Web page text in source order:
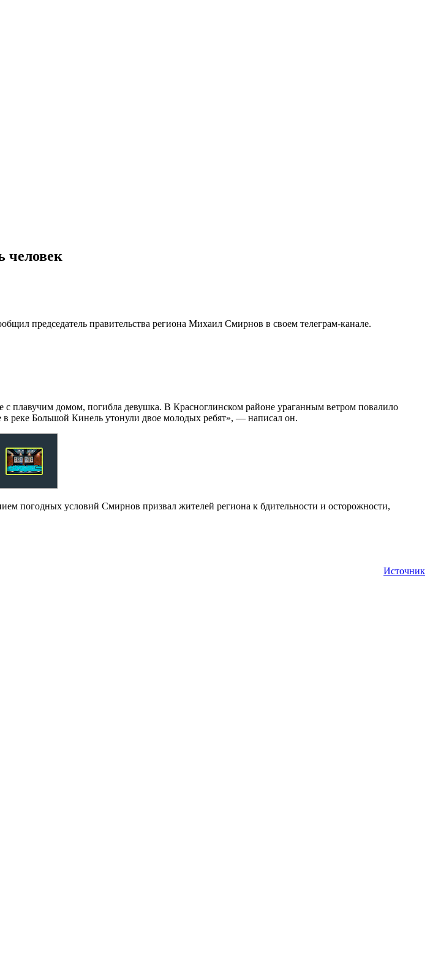
человек
председатель правительства региона Михаил Смирнов в своем телеграм-канале.
плавучим домом, погибла девушка. В Красноглинском районе ураганным ветром повалило
реке Большой Кинель утонули двое молодых ребят», — написал он.
погодных условий Смирнов призвал жителей региона к бдительности и осторожности,
Источник